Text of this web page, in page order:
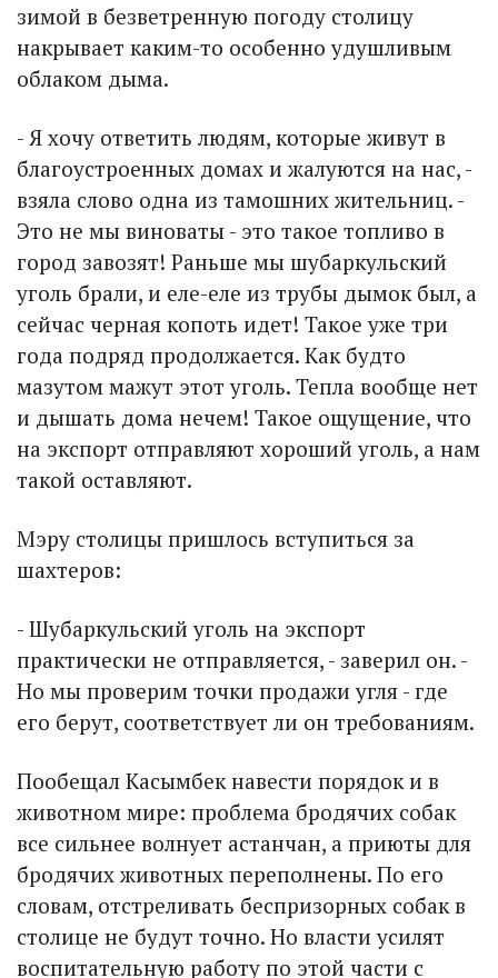
зимой в безветренную погоду столицу
накрывает каким-то особенно удушливым
облаком дыма.
- Я хочу ответить людям, которые живут в
благоустроенных домах и жалуются на нас, -
взяла слово одна из тамошних жительниц. -
Это не мы виноваты - это такое топливо в
город завозят! Раньше мы шубаркульский
уголь брали, и еле-еле из трубы дымок был, а
сейчас черная копоть идет! Такое уже три
года подряд продолжается. Как будто
мазутом мажут этот уголь. Тепла вообще нет
и дышать дома нечем! Такое ощущение, что
на экспорт отправляют хороший уголь, а нам
такой оставляют.
Мэру столицы пришлось вступиться за
шахтеров:
- Шубаркульский уголь на экспорт
практически не отправляется, - заверил он. -
Но мы проверим точки продажи угля - где
его берут, соответствует ли он требованиям.
Пообещал Касымбек навести порядок и в
животном мире: проблема бродячих собак
все сильнее волнует астанчан, а приюты для
бродячих животных переполнены. По его
словам, отстреливать беспризорных собак в
столице не будут точно. Но власти усилят
воспитательную работу по этой части с